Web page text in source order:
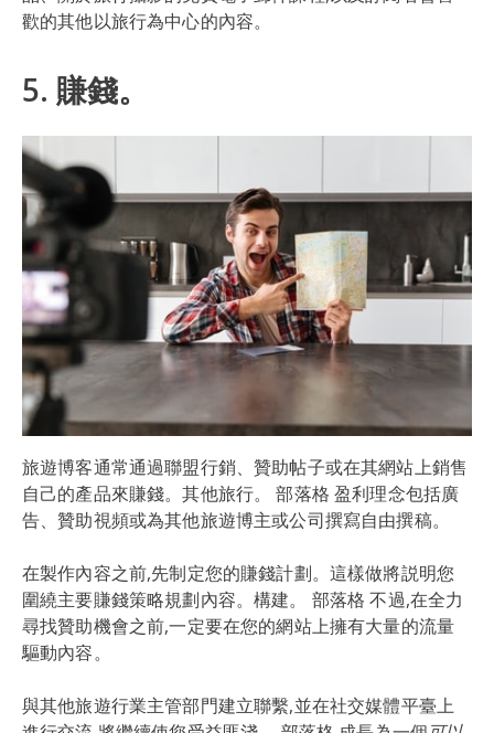
歡的其他以旅行為中心的內容。
5. 賺錢。
旅遊博客通常通過聯盟行銷、贊助帖子或在其網站上銷售
自己的產品來賺錢。其他旅行。 部落格 盈利理念包括廣
告、贊助視頻或為其他旅遊博主或公司撰寫自由撰稿。
在製作內容之前,先制定您的賺錢計劃。這樣做將説明您
圍繞主要賺錢策略規劃內容。構建。 部落格 不過,在全力
尋找贊助機會之前,一定要在您的網站上擁有大量的流量
驅動內容。
與其他旅遊行業主管部門建立聯繫,並在社交媒體平臺上